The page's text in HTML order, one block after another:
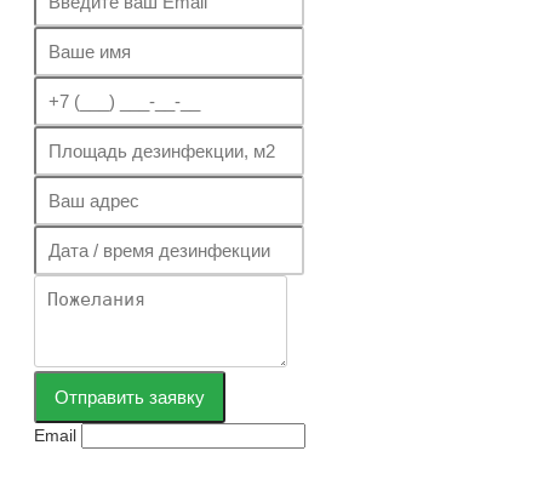
Отправить заявку
Email